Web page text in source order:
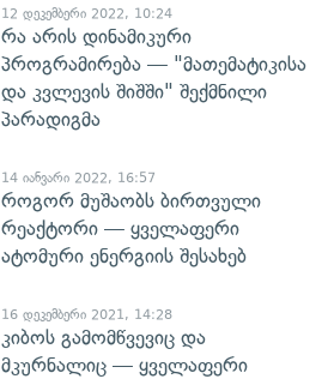
12 დეკემბერი 2022, 10:24
რა არის დინამიკური
პროგრამირება — "მათემატიკისა
და კვლევის შიშში" შექმნილი
პარადიგმა
14 იანვარი 2022, 16:57
როგორ მუშაობს ბირთვული
რეაქტორი — ყველაფერი
ატომური ენერგიის შესახებ
16 დეკემბერი 2021, 14:28
კიბოს გამომწვევიც და
მკურნალიც — ყველაფერი